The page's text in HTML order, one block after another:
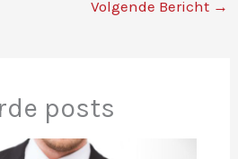
Volgende Bericht →
posts